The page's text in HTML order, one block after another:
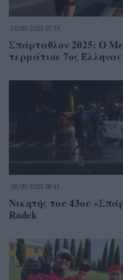
30/09/2025 07:19
Σπάρταθλον 2025: Ο
τερμάτισε 7ος Έλληνας
28/09/2025 08:43
Νικητής του 43ου
Radek